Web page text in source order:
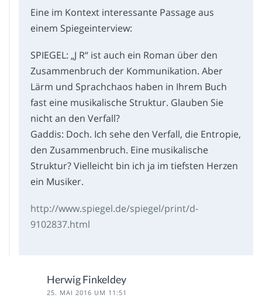
Eine im Kontext interessante Passage aus
einem Spiegeinterview:
SPIEGEL: „J R“ ist auch ein Roman über den
Zusammenbruch der Kommunikation. Aber
Lärm und Sprachchaos haben in Ihrem Buch
fast eine musikalische Struktur. Glauben Sie
nicht an den Verfall?
Gaddis: Doch. Ich sehe den Verfall, die Entropie,
den Zusammenbruch. Eine musikalische
Struktur? Vielleicht bin ich ja im tiefsten Herzen
ein Musiker.
http://www.spiegel.de/spiegel/print/d-
9102837.html
Herwig Finkeldey
25. MAI 2016 UM 11:51